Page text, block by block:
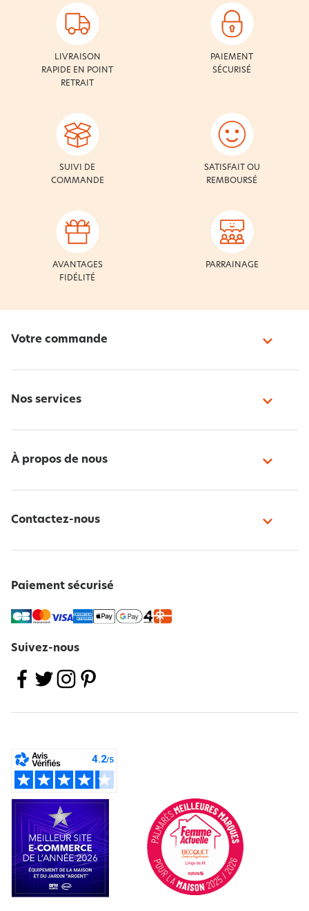
LIVRAISON
RAPIDE EN POINT
RETRAIT
PAIEMENT
SÉCURISÉ
SUIVI DE
COMMANDE
SATISFAIT OU
REMBOURSÉ
AVANTAGES
FIDÉLITÉ
PARRAINAGE
Votre commande
Nos services
À propos de nous
Contactez-nous
Paiement sécurisé
Suivez-nous